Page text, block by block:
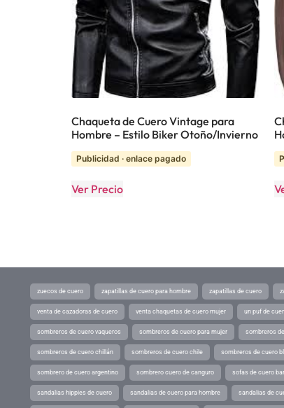
Chaqueta de Cuero Vintage para
Hombre – Estilo Biker Otoño/Invierno
Publicidad · enlace pagado
Ver Precio
zuecos de cuero zapatillas de cuero para hombre zapatillas de cuero
venta de cazadoras de cuero venta chaquetas de cuero mujer un puf de
sombreros de cuero vaqueros sombreros de cuero para mujer sombreros
sombreros de cuero chillán sombreros de cuero chile sombreros de cuero
sombrero de cuero argentino sombrero cuero de canguro sofas de cuero
sandalias hippies de cuero sandalias de cuero para hombre sandalias de